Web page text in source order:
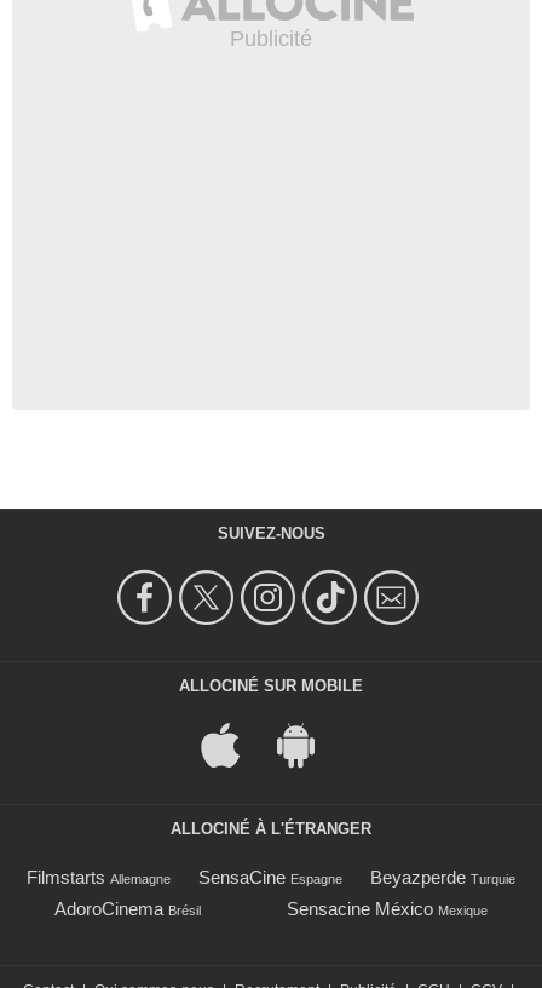
SUIVEZ-NOUS
ALLOCINÉ SUR MOBILE
ALLOCINÉ À L'ÉTRANGER
Filmstarts Allemagne SensaCine Espagne Beyazperde Turquie
AdoroCinema Brésil Sensacine México Mexique